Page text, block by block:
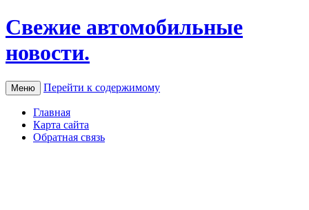
Свежие автомобильные
новости.
Меню Перейти к содержимому
Главная
Карта сайта
Обратная связь